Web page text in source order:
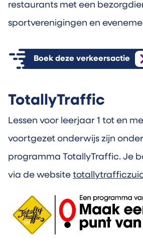
restaurants met een
sportverenigingen en
Boek deze verkeersactie
TotallyTraffic
Lessen voor leerjaar 1 tot en
voortgezet onderwijs zijn
programma TotallyTraffic. Je
via de website